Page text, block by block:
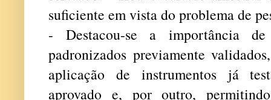
suficiente em vista do problema de
- Destacou-se a importância
padronizados previamente
aplicação de instrumentos já
aprovado e, por outro,